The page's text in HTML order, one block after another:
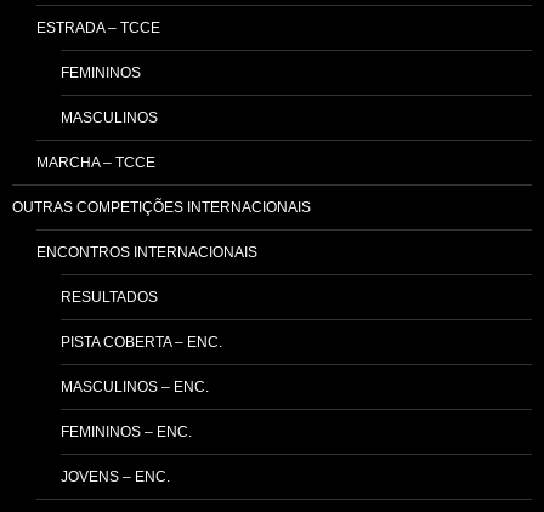
ESTRADA – TCCE
FEMININOS
MASCULINOS
MARCHA – TCCE
OUTRAS COMPETIÇÕES INTERNACIONAIS
ENCONTROS INTERNACIONAIS
RESULTADOS
PISTA COBERTA – ENC.
MASCULINOS – ENC.
FEMININOS – ENC.
JOVENS – ENC.